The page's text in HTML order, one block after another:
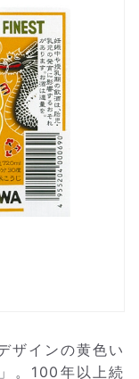
ザインの黄色い
。100年以上続